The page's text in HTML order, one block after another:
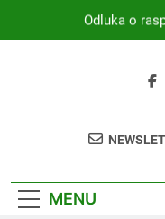
Odluka o
4. Kongres
MENU